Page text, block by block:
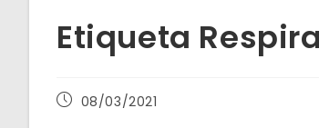
Etiqueta
Publicación
08/03/2021